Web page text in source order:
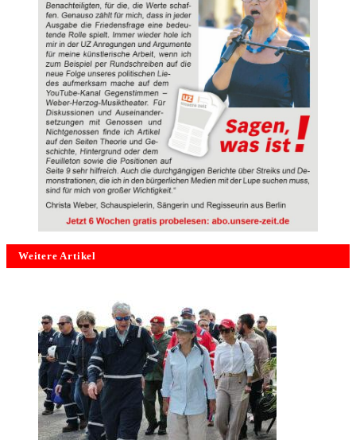
Weitere Artikel